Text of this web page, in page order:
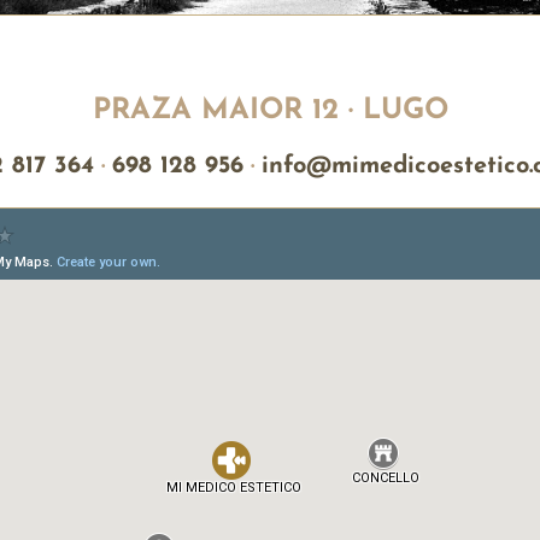
PRAZA MAIOR 12 · LUGO
817 364· 698 128 956·